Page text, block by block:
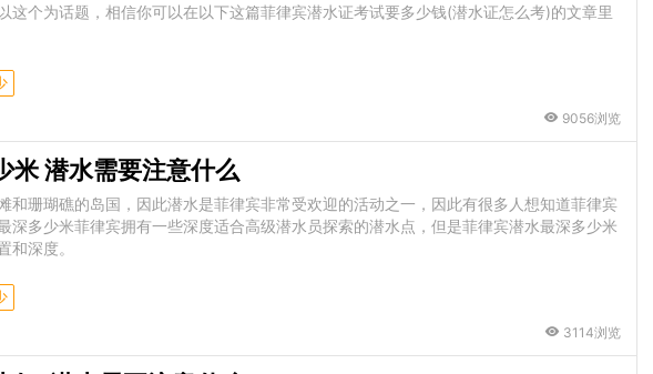
这个为话题，相信你可以在以下这篇菲律宾潜水证考试要多少钱(潜水证怎么考)的文章里
9056浏览
米 潜水需要注意什么
和珊瑚礁的岛国，因此潜水是菲律宾非常受欢迎的活动之一，因此有很多人想知道菲律宾
深多少米菲律宾拥有一些深度适合高级潜水员探索的潜水点，但是菲律宾潜水最深多少米
和深度。
3114浏览